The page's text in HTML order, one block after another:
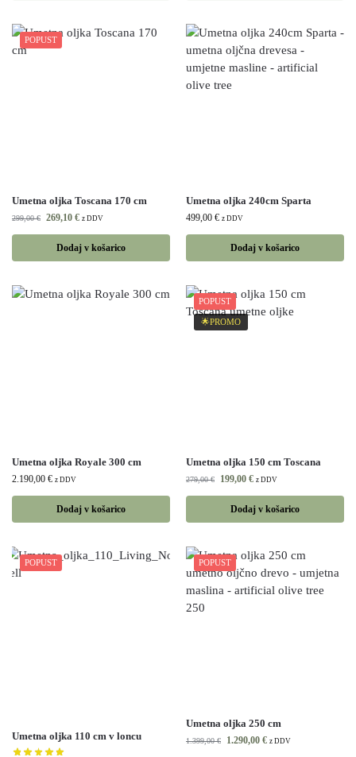
POPUST
Umetna oljka Toscana 170 cm
299,00€ 269,10 € z DDV
Dodaj v košarico
Umetna oljka 240cm Sparta
499,00 € z DDV
Dodaj v košarico
Umetna oljka Royale 300 cm
2.190,00 € z DDV
Dodaj v košarico
POPUST
🌟PROMO
Umetna oljka 150 cm Toscana
279,00€ 199,00 € z DDV
Dodaj v košarico
POPUST
Umetna oljka 110 cm v loncu
POPUST
Umetna oljka 250 cm
1.399,00€ 1.290,00 € z DDV